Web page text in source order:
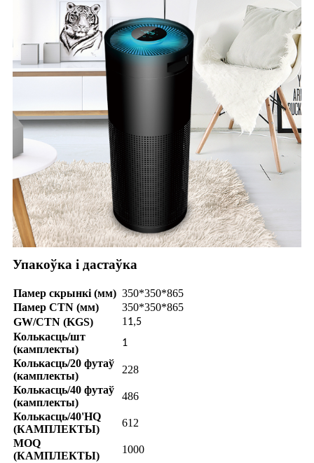
Упакоўка і дастаўка
Памер скрынкі (мм) 350*350*865
Памер CTN (мм)
350*350*865
GW/CTN (KGS)
11,5
Колькасць/шт
(камплекты)
1
Колькасць/20 футаў
(камплекты)
228
Колькасць/40 футаў
(камплекты)
486
Колькасць/40'HQ
(КАМПЛЕКТЫ)
612
MOQ
(КАМПЛЕКТЫ)
1000